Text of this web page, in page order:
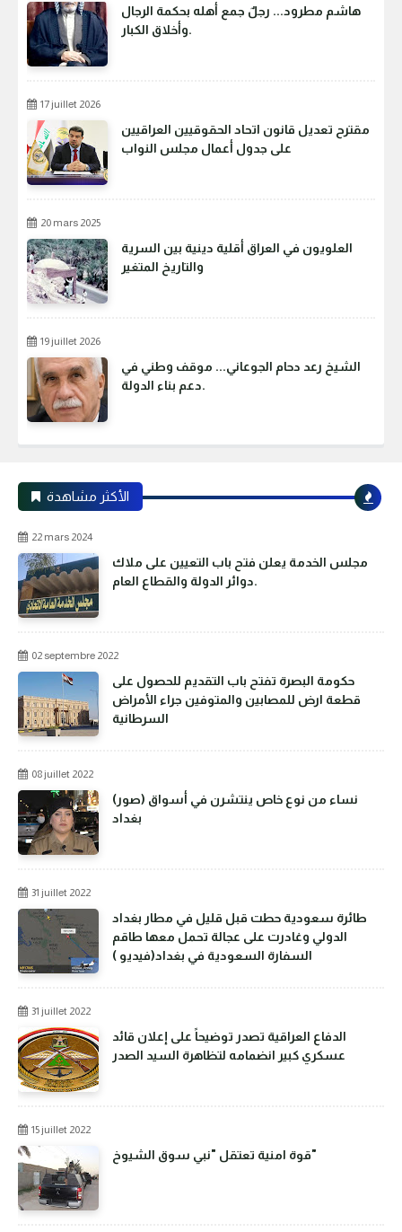
هاشم مطرود... رجلٌ جمع أهله بحكمة الرجال
وأخلاق الكبار.
17 juillet 2026
مقترح تعديل قانون اتحاد الحقوقيين العراقيين
على جدول أعمال مجلس النواب
20 mars 2025
العلويون في العراق أقلية دينية بين السرية
والتاريخ المتغير
19 juillet 2026
الشيخ رعد دحام الجوعاني... موقف وطني في
دعم بناء الدولة.
الأكثر مشاهدة
22 mars 2024
مجلس الخدمة يعلن فتح باب التعيين على ملاك
دوائر الدولة والقطاع العام.
02 septembre 2022
حكومة البصرة تفتح باب التقديم للحصول على
قطعة ارض للمصابين والمتوفين جراء الأمراض
السرطانية
08 juillet 2022
(صور) نساء من نوع خاص ينتشرن في أسواق
بغداد
31 juillet 2022
طائرة سعودية حطت قبل قليل في مطار بغداد
الدولي وغادرت على عجالة تحمل معها طاقم
السفارة السعودية في بغداد(فيديو )
31 juillet 2022
الدفاع العراقية تصدر توضيحاً على إعلان قائد
عسكري كبير انضمامه لتظاهرة السيد الصدر
15 juillet 2022
قوة امنية تعتقل "نبي سوق الشيوخ"